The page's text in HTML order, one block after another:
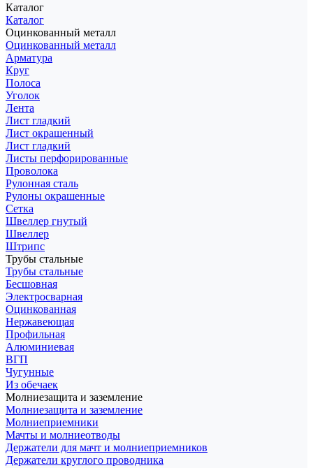
Каталог
Каталог
Оцинкованный металл
Оцинкованный металл
Арматура
Круг
Полоса
Уголок
Лента
Лист гладкий
Лист окрашенный
Лист гладкий
Листы перфорированные
Проволока
Рулонная сталь
Рулоны окрашенные
Сетка
Швеллер гнутый
Швеллер
Штрипс
Трубы стальные
Трубы стальные
Бесшовная
Электросварная
Оцинкованная
Нержавеющая
Профильная
Алюминиевая
ВГП
Чугунные
Из обечаек
Молниезащита и заземление
Молниезащита и заземление
Молниеприемники
Мачты и молниеотводы
Держатели для мачт и молниеприемников
Держатели круглого проводника